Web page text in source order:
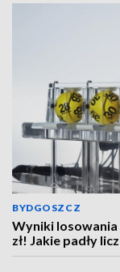
BYDGOSZCZ
Wyniki losowania
zł! Jakie padły